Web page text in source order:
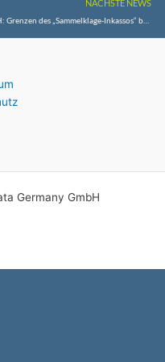
NÄCHSTE NEWS
BGH: Grenzen des „Sammelklage-Inkassos“ beim LKW-Kartell
Germany GmbH